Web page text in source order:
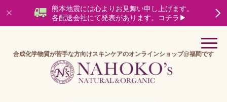
熊本地震には心よりお見舞い申し上げます。
各配送会社にて発表があります。コチラ▶
合成化学物質が苦手な方向けスキンケアのオンラインショップ@福岡です